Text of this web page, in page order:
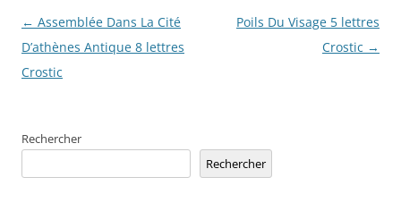
Navigation
des
articles
← Assemblée Dans La Cité
D’athènes Antique 8 lettres
Crostic
Poils Du Visage 5 lettres
Crostic →
Rechercher
Rechercher